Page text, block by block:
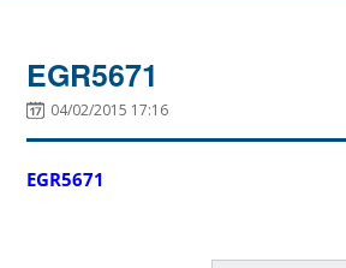
EGR5671
04/02/2015 17:16
EGR5671